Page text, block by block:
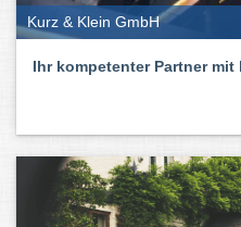
Kurz & Klein GmbH
Ihr kompetenter Partner